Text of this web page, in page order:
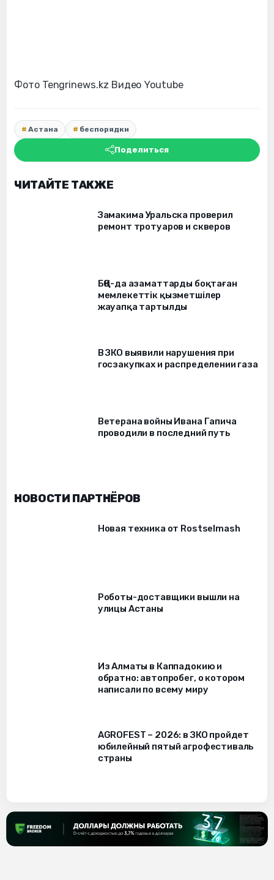
Фото Tengrinews.kz Видео Youtube
Астана беспорядки
Поделиться
ЧИТАЙТЕ ТАКЖЕ
Замакима Уральска проверил
ремонт тротуаров и скверов
БҚО-да азаматтарды боқтаған
мемлекеттік қызметшілер
жауапқа тартылды
В ЗКО выявили нарушения при
госзакупках и распределении газа
Ветерана войны Ивана Гапича
проводили в последний путь
НОВОСТИ ПАРТНЁРОВ
Новая техника от Rostselmash
Роботы-доставщики вышли на
улицы Астаны
Из Алматы в Каппадокию и
обратно: автопробег, о котором
написали по всему миру
AGROFEST – 2026: в ЗКО пройдет
юбилейный пятый агрофестиваль
страны